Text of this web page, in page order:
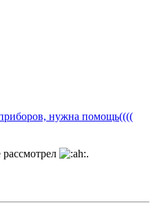
нужна помощь((((
.